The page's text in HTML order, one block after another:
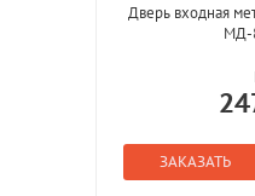
Дверь входная
МД-
ЗАКАЗАТЬ